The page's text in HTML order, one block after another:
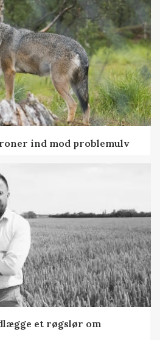
ind mod problemulv
et røgslør om